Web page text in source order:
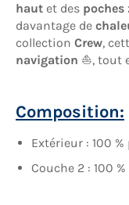
haut et des poches
davantage de
collection Crew,
navigation ⛵, tout
Composition:
Extérieur : 100 %
Couche 2 : 100